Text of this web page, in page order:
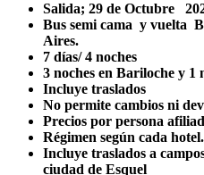
Salida; 29 de Octubre
Bus semi cama y vuelta
Aires.
7 días/ 4 noches
3 noches en Bariloche y
Incluye traslados
No permite cambios ni
Precios por persona
Régimen según cada hotel.
Incluye traslados a
ciudad de Esquel